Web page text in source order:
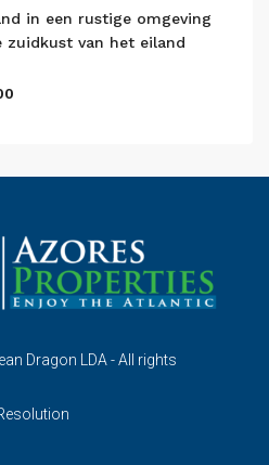
in een rustige omgeving
zuidkust van het eiland
Dragon LDA - All rights